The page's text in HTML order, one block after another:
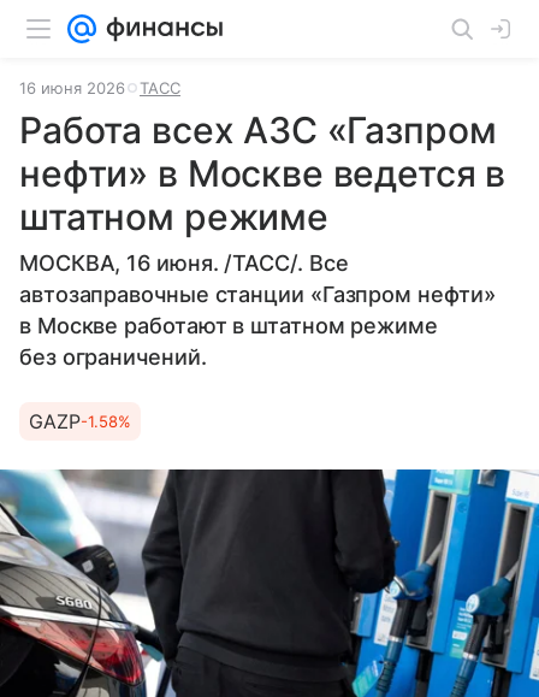
16 июня 2026 ТАСС
Работа всех АЗС «Газпром
нефти» в Москве ведется в
штатном режиме
МОСКВА, 16 июня. /ТАСС/. Все
автозаправочные станции «Газпром нефти»
в Москве работают в штатном режиме
без ограничений.
GAZP-1.58%